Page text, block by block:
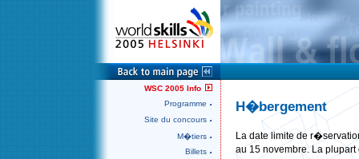
WSC 2005 Info
Programme
Site du concours
M�tiers
Billets
H�bergement
La date limite de
au 15 novembre. La